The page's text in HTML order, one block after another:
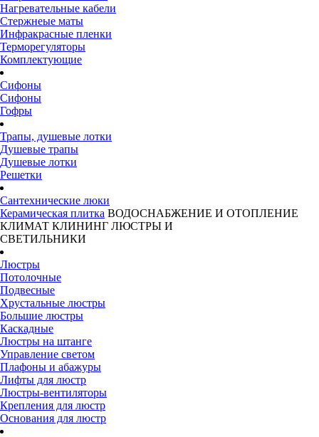
Нагревательные кабели
Стержнеые маты
Инфракрасные пленки
Терморегуляторы
Комплектующие
Сифоны
Сифоны
Гофры
Трапы, душевые лотки
Душевые трапы
Душевые лотки
Решетки
Сантехнические люки
Керамическая плитка ВОДОСНАБЖЕНИЕ И ОТОПЛЕНИЕ
КЛИМАТ КЛИНИНГ ЛЮСТРЫ И
СВЕТИЛЬНИКИ
Люстры
Потолочные
Подвесные
Хрустальные люстры
Большие люстры
Каскадные
Люстры на штанге
Управление светом
Плафоны и абажуры
Лифты для люстр
Люстры-вентиляторы
Крепления для люстр
Основания для люстр